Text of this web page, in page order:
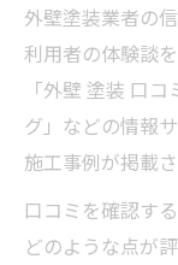
外壁塗装業者の
利用者の体験談
「外壁 塗装 口
グ」などの情報
施工事例が掲載さ
口コミを確認す
どのような点が